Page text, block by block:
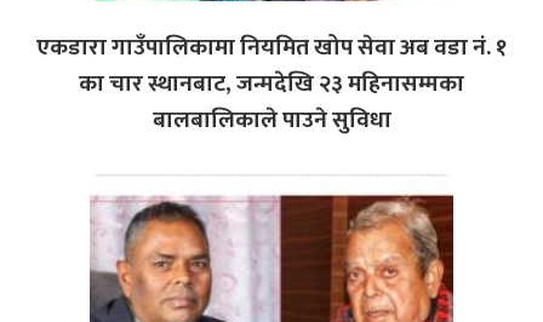
एकडारा गाउँपालिकामा नियमित खोप सेवा अब वडा नं. १
का चार स्थानबाट, जन्मदेखि २३ महिनासम्मका
बालबालिकाले पाउने सुविधा